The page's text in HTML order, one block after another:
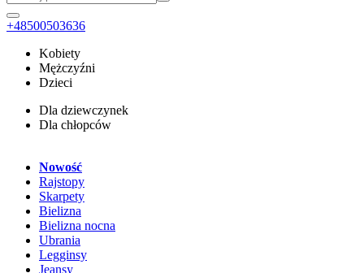
+48500503636
Kobiety
Mężczyźni
Dzieci
Dla dziewczynek
Dla chłopców
Nowość
Rajstopy
Skarpety
Bielizna
Bielizna nocna
Ubrania
Legginsy
Jeansy